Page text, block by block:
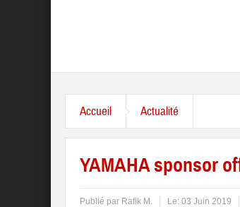
Accueil Actualité
YAMAHA sponsor
Publié par Rafik M. Le: 03 Juin 2019